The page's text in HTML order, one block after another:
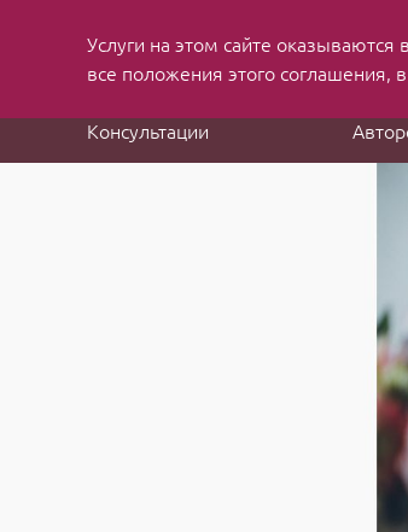
MBA applications
Консультации
Услуги на этом сайте оказываются
все положения этого соглашения,